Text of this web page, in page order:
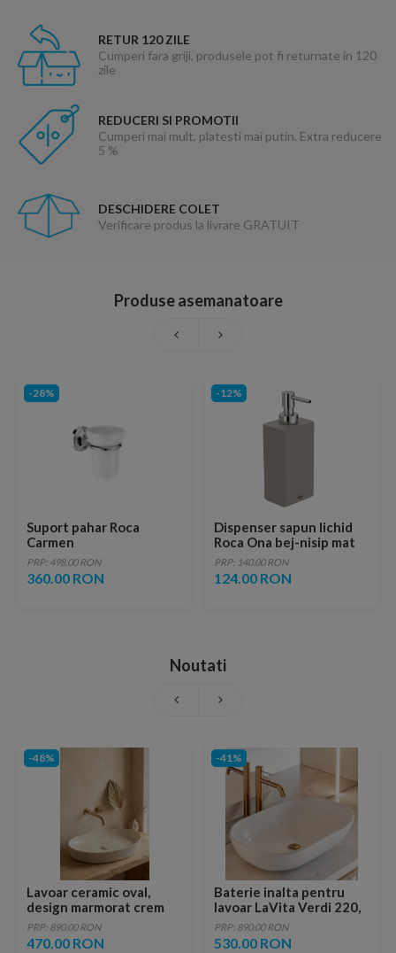
RETUR 120 ZILE
Cumperi fara griji, produsele pot fi returnate in 120
zile
REDUCERI SI PROMOTII
Cumperi mai mult, platesti mai putin. Extra reducere
5 %
DESCHIDERE COLET
Verificare produs la livrare GRATUIT
Produse asemanatoare
-28%
Suport pahar Roca
Carmen
PRP: 498.00 RON
360.00 RON
-12%
Dispenser sapun lichid
Roca Ona bej-nisip mat
200 ml
PRP: 140.00 RON
124.00 RON
Noutati
-48%
Lavoar ceramic oval,
design marmorat crem
lucios cu vene aurii,
ventil inclus
PRP: 890.00 RON
470.00 RON
-41%
Baterie inalta pentru
lavoar LaVita Verdi 220,
fara ventil, brushed
copper
PRP: 890.00 RON
530.00 RON